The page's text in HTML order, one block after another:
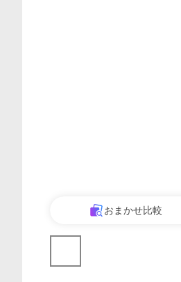
おまかせ比較